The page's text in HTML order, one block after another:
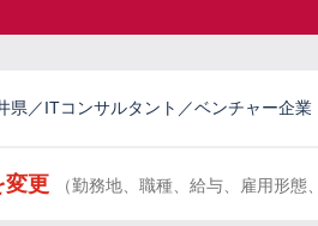
県／ITコンサルタント／ベンチャー企業
変更 （勤務地、職種、給与、雇用形態